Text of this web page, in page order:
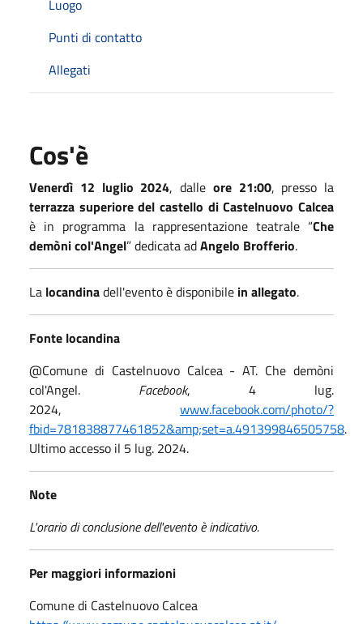
Luogo
Punti di contatto
Allegati
Cos'è
Venerdì 12 luglio 2024, dalle ore 21:00, presso la
terrazza superiore del castello di Castelnuovo Calcea
è in programma la rappresentazione teatrale “Che
demòni col'Angel” dedicata adAngelo Brofferio.
La locandinadell'evento è disponibile in allegato.
Fonte locandina
@Comune di Castelnuovo Calcea - AT. Che demòni
col'Angel. Facebook, 4 lug.
2024, www.facebook.com/photo/?
fbid=781838877461852&amp;set=a.491399846505758.
Ultimo accesso il 5 lug. 2024.
Note
L'orario di conclusione dell'evento è indicativo.
Per maggiori informazioni
Comune di Castelnuovo Calcea